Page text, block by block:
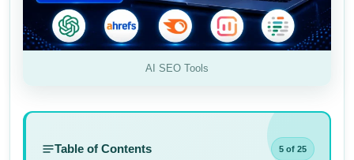
AI SEO Tools
Table of Contents 5 of 25